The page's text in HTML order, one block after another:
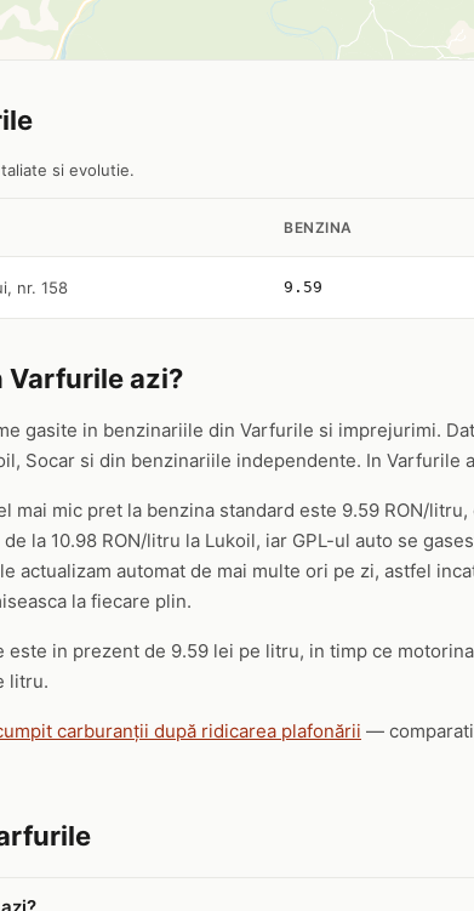
si evolutie.
BENZINA
nr. 158 9.59
azi?
gasite in benzinariile din Varfurile si imprejurimi.
Socar si din benzinariile independente. In
mai mic pret la benzina standard este 9.59 RON/
la 10.98 RON/litru la Lukoil, iar GPL-ul auto se
actualizam automat de mai multe ori pe zi, astfel
la fiecare plin.
in prezent de 9.59 lei pe litru, in timp ce
litru.
carburanții după ridicarea plafonării —